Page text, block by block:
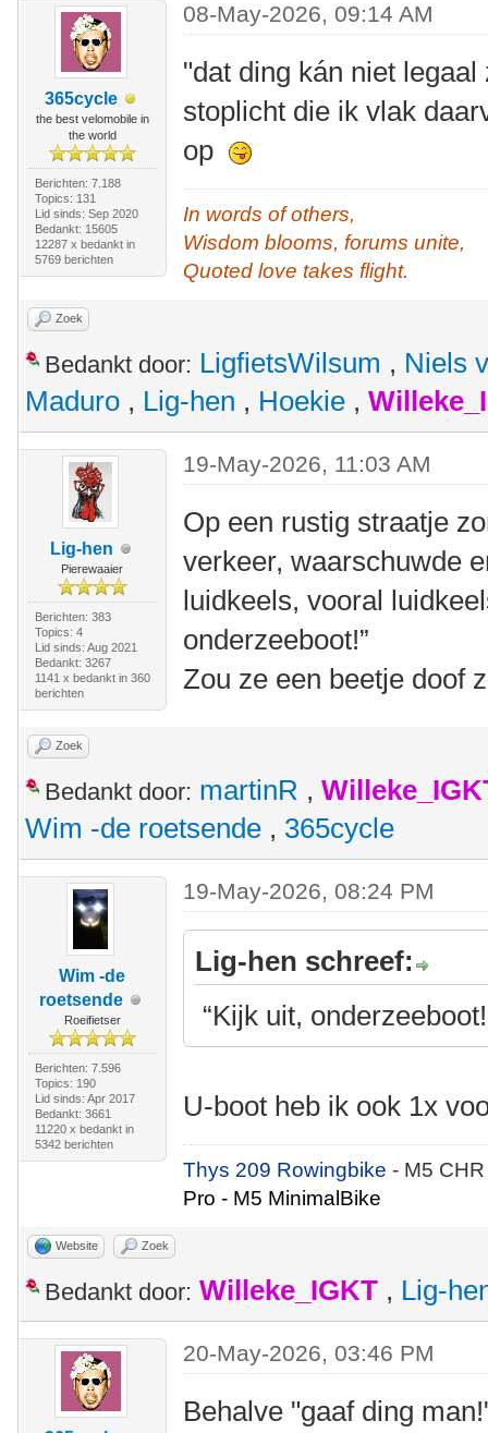
365cycle
the best velomobile in
the world
Berichten: 7.188
Topics: 131
Lid sinds: Sep 2020
Bedankt: 15605
12287 x bedankt in
5769 berichten
08-May-2026, 09:14 AM
"dat ding kán niet
stoplicht die ik vlak
op
In words of others,
Wisdom blooms, forums unite,
Quoted love takes flight.
Zoek
Bedankt door: LigfietsWilsum , Niels
Maduro , Lig-hen , Hoekie ,
Lig-hen
Pierewaaier
Berichten: 383
Topics: 4
Lid sinds: Aug 2021
Bedankt: 3267
1141 x bedankt in 360
berichten
19-May-2026, 11:03 AM
Op een rustig straatje
verkeer, waarschuwde
luidkeels, vooral
onderzeeboot!”
Zou ze een beetje doof
Zoek
Bedankt door: martinR ,
Wim -de roetsende , 365cycle
Wim -de
roetsende
Roeifietser
Berichten: 7.596
Topics: 190
Lid sinds: Apr 2017
Bedankt: 3661
11220 x bedankt in
5342 berichten
19-May-2026, 08:24 PM
Lig-hen schreef:
“Kijk uit,
U-boot heb ik ook 1x
Thys 209 Rowingbike- M5
Pro - M5 MinimalBike
Website Zoek
Bedankt door: Willeke_IGKT , Lig-
20-May-2026, 03:46 PM
Behalve "gaaf ding